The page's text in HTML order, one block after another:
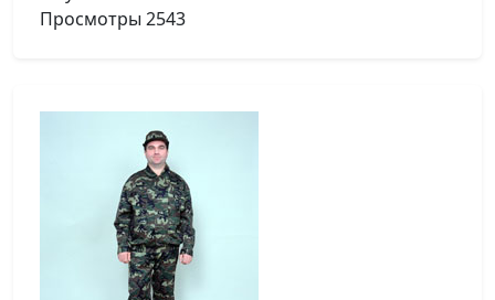
Просмотры 2543